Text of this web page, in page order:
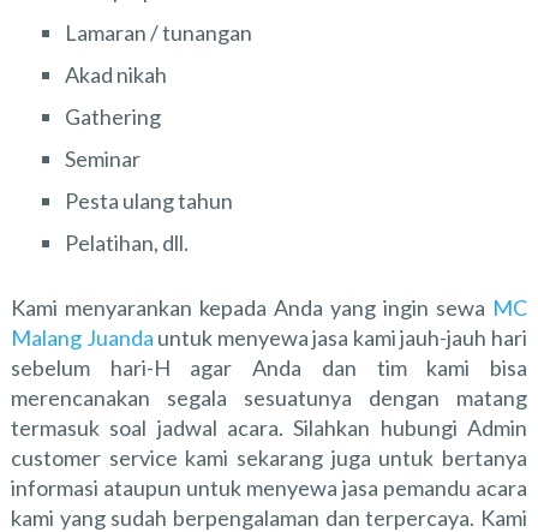
Lamaran / tunangan
Akad nikah
Gathering
Seminar
Pesta ulang tahun
Pelatihan, dll.
Kami menyarankan kepada Anda yang ingin sewa MC
Malang Juanda untuk menyewa jasa kami jauh-jauh hari
sebelum hari-H agar Anda dan tim kami bisa
merencanakan segala sesuatunya dengan matang
termasuk soal jadwal acara. Silahkan hubungi Admin
customer service kami sekarang juga untuk bertanya
informasi ataupun untuk menyewa jasa pemandu acara
kami yang sudah berpengalaman dan terpercaya. Kami